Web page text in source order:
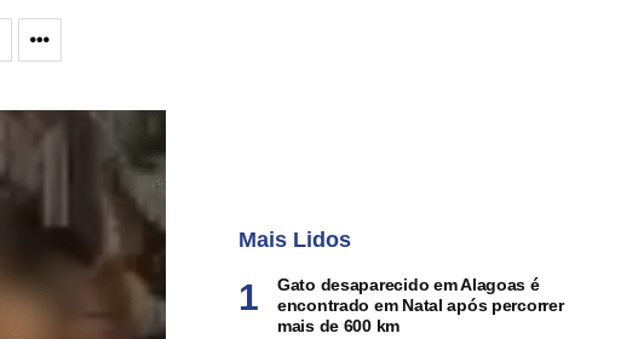
Mais Lidos
Gato desaparecido em Alagoas é
encontrado em Natal após percorrer
mais de 600 km